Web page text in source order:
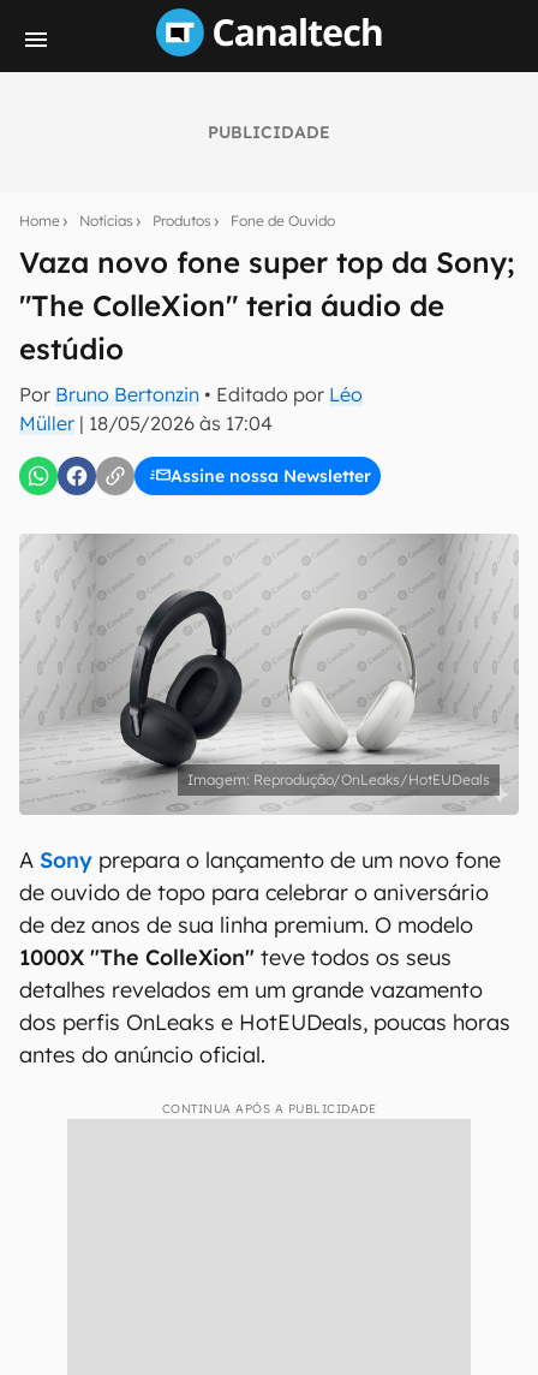
PUBLICIDADE
Home Notícias Produtos Fone de Ouvido
Vaza novo fone super top da Sony;
"The ColleXion" teria áudio de
estúdio
Por Bruno Bertonzin • Editado por Léo
Müller | 18/05/2026 às 17:04
Assine nossa Newsletter
notícias e reviews sobre tecnologia em primeira
E-mail
inscreva-se
Confirmo que li, aceito e concordo com os Termos de
Uso e Política de Privacidade do Canaltech.
Reprodução/OnLeaks/HotEUDeals
A Sony prepara o lançamento de um novo fone
de ouvido de topo para celebrar o aniversário
de dez anos de sua linha premium. O modelo
1000X "The ColleXion" teve todos os seus
detalhes revelados em um grande vazamento
dos perfis OnLeaks e HotEUDeals, poucas horas
antes do anúncio oficial.
CONTINUA APÓS A PUBLICIDADE